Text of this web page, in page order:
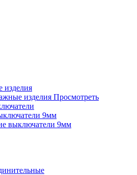
изделия
изделия Просмотреть
9мм
выключатели 9мм